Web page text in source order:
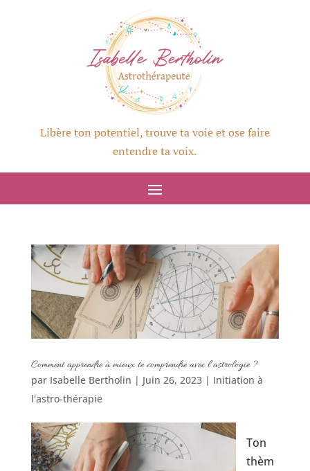
Libère ton potentiel, trouve ta voie et ose faire
entendre ta voix.
Comment apprendre à mieux te comprendre avec l’astrologie ?
par Isabelle Bertholin | Juin 26, 2023| Initiation à
l'astro-thérapie
Ton
thèm